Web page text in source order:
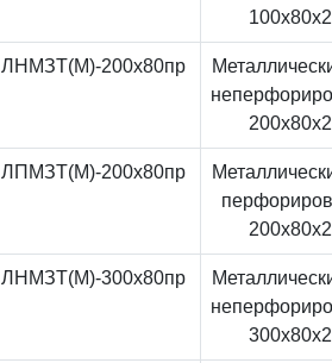
ЛНМЗТ(М)-200x80пр
ЛПМЗТ(М)-200x80пр
ЛНМЗТ(М)-300x80пр